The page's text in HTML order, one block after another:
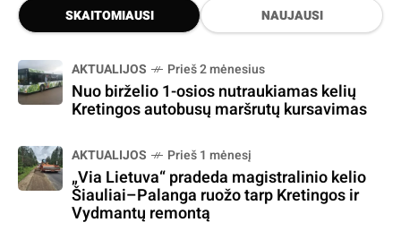
SKAITOMIAUSI NAUJAUSI
AKTUALIJOS Prieš 2 mėnesius
Nuo birželio 1-osios nutraukiamas kelių
Kretingos autobusų maršrutų kursavimas
AKTUALIJOS Prieš 1 mėnesį
„Via Lietuva“ pradeda magistralinio kelio
Šiauliai–Palanga ruožo tarp Kretingos ir
Vydmantų remontą